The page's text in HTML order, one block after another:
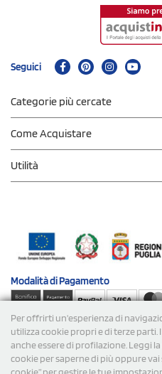
Per offrirti un'esperienza di
utilizza cookie propri e di terze
anche essere di profilazione. Leggi
cookie per saperne di più oppure vai
Seguici
Categorie più cercate
Come Acquistare
Utilità
Modalità diPagamento
Spedizioni